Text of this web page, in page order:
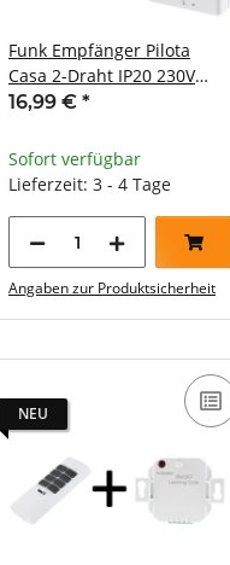
Funk Empfänger Pilota
Casa 2-Draht IP20 230V
433,92Mhz max. 300W
16,99 € *
Sofort verfügbar
Lieferzeit: 3 - 4 Tage
Angaben zur Produktsicherheit
NEU